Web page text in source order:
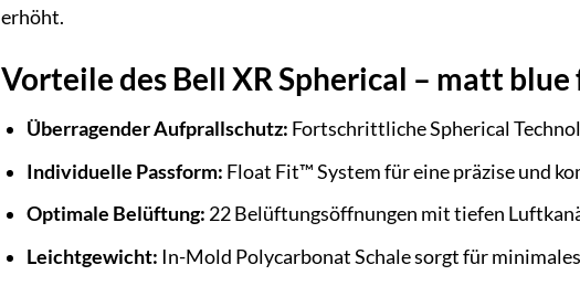
erhöht.
Vorteile des Bell XR Spherical – matt
Überragender Aufprallschutz: Fortschrittliche Spherical
Individuelle Passform: Float Fit™ System für eine präzise und
Optimale Belüftung: 22 Belüftungsöffnungen mit tiefen
Leichtgewicht: In-Mold Polycarbonat Schale sorgt für